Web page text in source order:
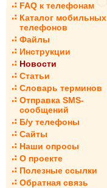
FAQ к телефонам
Каталог мобильных
телефонов
Файлы
Инструкции
Новости
Статьи
Словарь терминов
Отправка SMS-
сообщений
Б/у телефоны
Сайты
Наши опросы
О проекте
Полезные ссылки
Обратная связь